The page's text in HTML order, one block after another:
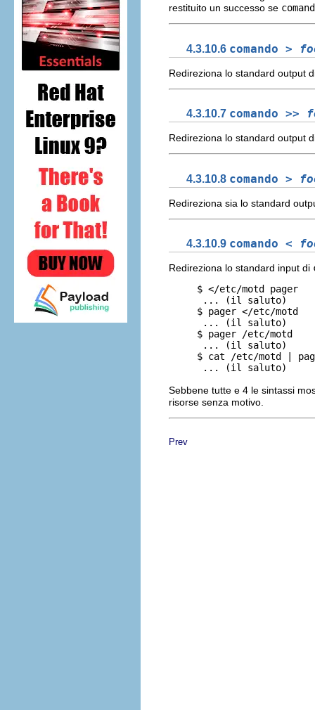
restituito un successo se
4.3.10.6 comando >
Redireziona lo standard output
4.3.10.7 comando >>
Redireziona lo standard output
4.3.10.8 comando >
Redireziona sia lo standard
4.3.10.9 comando <
Redireziona lo standard input di
     $ </etc/motd pager
      ... (il saluto)
     $ pager </etc/motd
      ... (il saluto)
     $ pager /etc/motd
      ... (il saluto)
$ cat /etc/motd |
Sebbene tutte e 4 le sintassi
risorse senza motivo.
Prev